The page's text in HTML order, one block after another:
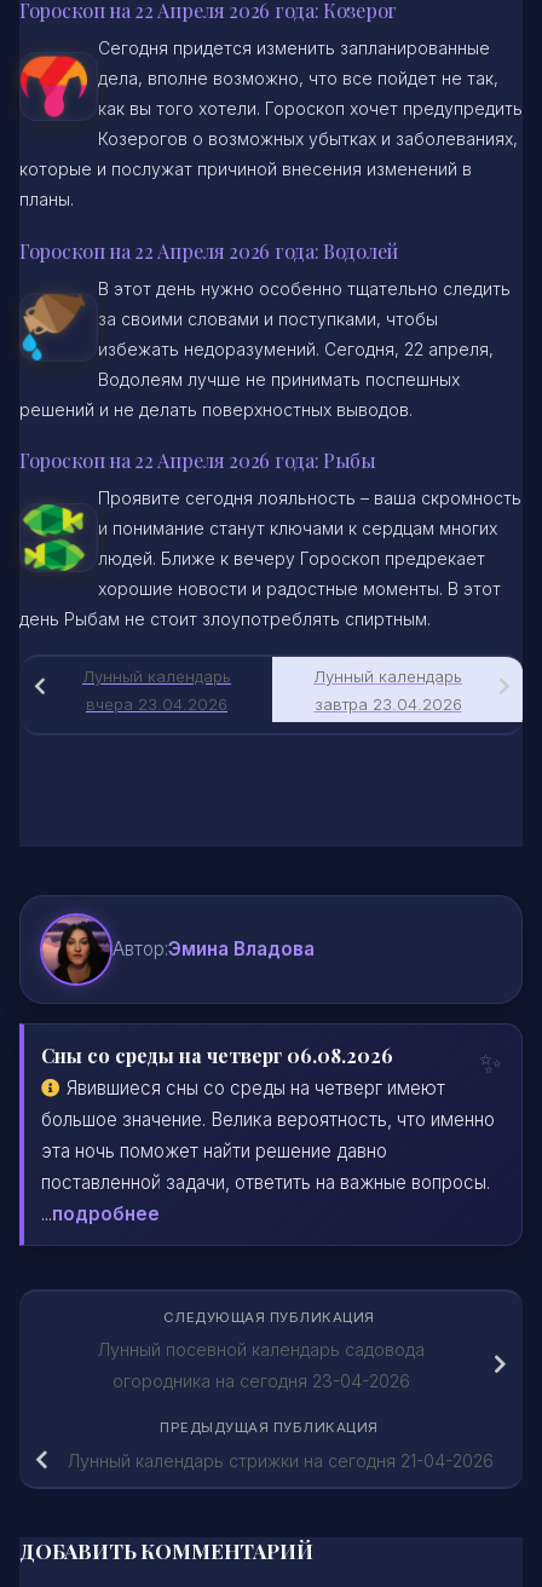
Гороскоп на 22 Апреля 2026 года: Козерог
Сегодня придется изменить запланированные
дела, вполне возможно, что все пойдет не так,
как вы того хотели. Гороскоп хочет предупредить
Козерогов о возможных убытках и заболеваниях,
которые и послужат причиной внесения изменений в
планы.
Гороскоп на 22 Апреля 2026 года: Водолей
В этот день нужно особенно тщательно следить
за своими словами и поступками, чтобы
избежать недоразумений. Сегодня, 22 апреля,
Водолеям лучше не принимать поспешных
решений и не делать поверхностных выводов.
Гороскоп на 22 Апреля 2026 года: Рыбы
Проявите сегодня лояльность – ваша скромность
и понимание станут ключами к сердцам многих
людей. Ближе к вечеру Гороскоп предрекает
хорошие новости и радостные моменты. В этот
день Рыбам не стоит злоупотреблять спиртным.
Лунный календарь
завтра 23.04.2026
Лунный календарь
вчера 23.04.2026
Автор:Эмина Владова
Сны со среды на четверг 06.08.2026
Явившиеся сны со среды на четверг имеют
большое значение. Велика вероятность, что именно
эта ночь поможет найти решение давно
поставленной задачи, ответить на важные вопросы.
...подробнее
СЛЕДУЮЩАЯ ПУБЛИКАЦИЯ
Лунный посевной календарь садовода
огородника на сегодня 23-04-2026
ПРЕДЫДУЩАЯ ПУБЛИКАЦИЯ
Лунный календарь стрижки на сегодня 21-04-2026
ДОБАВИТЬ КОММЕНТАРИЙ